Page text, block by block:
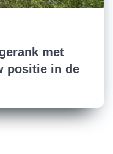
met
positie in de